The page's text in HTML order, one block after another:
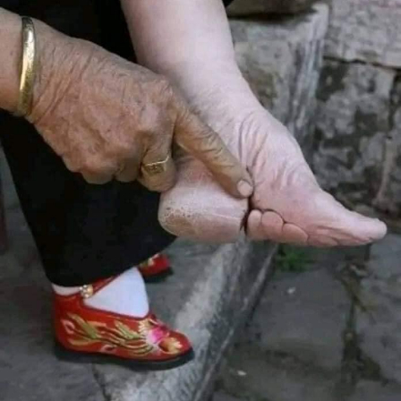
وEMA (وكالة الأدوية الأوروبية)، لهذه الأنواع من السرطان، كما
أنه سيتم اعتماد هذه العلاجات للعديد من أنواع السرطان خلال
الأشهر والسنوات القادمة”.
“وبالرغم من أن هذه العلاجات لديها بعض الآثار السلبية”، يوضح
عبيد أنها “أخف من تلك التي تحصل مع العلاجات التقليدية”،
ويشير إلى “ضرورة الإشراف عليها من قبل فريق متخصص
بجهاز المناعة”، معتبرًا أن “هذه ثورة طبية حقيقية، وهي الأهم
منذ ما لا يقلّ عن 50 سنة”.
في المقابل، يرى الطبيب أنه “ما زال هناك الكثير من الجهود
والأبحاث المطلوبة للتوصل إلى فهم كامل لأسباب تجاوب بعض
المرضى بشكل مذهل مع علاجات جهاز المناعة، في حين أن
الفرق واضح مع أولئك الذين لا يتجاوبون جيدًا”، مضيفًا: “لهذا
القادم) من Cancer Immunotherapy، عبر عقار يُمكّن معظم
المرضى من التجاوب مع العلاجات”.
ويكشف عبيد أن “الأهم على الصعيد العالمي لإنتاج هكذا دواء